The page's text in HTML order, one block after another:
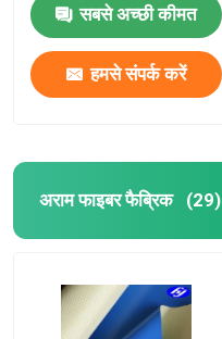
सबसे अच्छी कीमत
हमसे संपर्क करें
अराम फाइबर फैब्रिक (29)